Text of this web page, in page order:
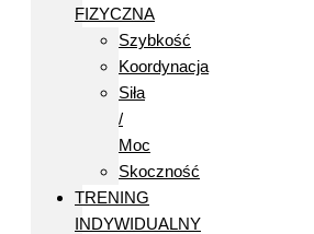
FIZYCZNA
Szybkość
Koordynacja
Siła
/
Moc
Skoczność
TRENING
INDYWIDUALNY